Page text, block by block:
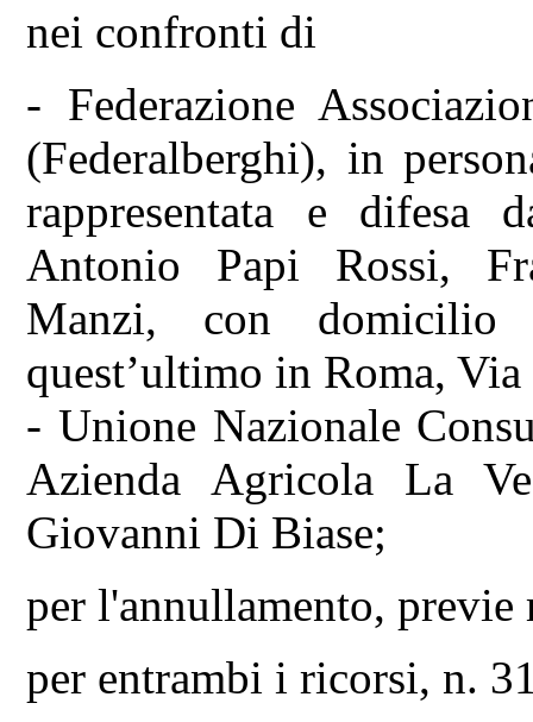
nei confronti di
- Federazione
(Federalberghi), in
rappresentata e difesa
Antonio Papi Rossi,
Manzi, con
quest’ultimo in Roma,
- Unione Nazionale
Azienda Agricola La
Giovanni Di Biase;
per l'annullamento, previe
per entrambi i ricorsi, n.